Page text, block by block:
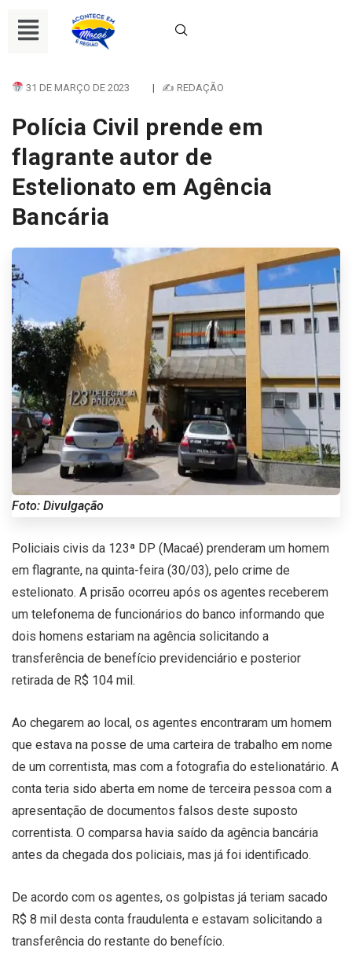
31 DE MARÇO DE 2023 | ✍ REDAÇÃO
Polícia Civil prende em
flagrante autor de
Estelionato em Agência
Bancária
Foto: Divulgação
Policiais civis da 123ª DP (Macaé) prenderam um homem
em flagrante, na quinta-feira (30/03), pelo crime de
estelionato. A prisão ocorreu após os agentes receberem
um telefonema de funcionários do banco informando que
dois homens estariam na agência solicitando a
transferência de benefício previdenciário e posterior
retirada de R$ 104 mil.
Ao chegarem ao local, os agentes encontraram um homem
que estava na posse de uma carteira de trabalho em nome
de um correntista, mas com a fotografia do estelionatário. A
conta teria sido aberta em nome de terceira pessoa com a
apresentação de documentos falsos deste suposto
correntista. O comparsa havia saído da agência bancária
antes da chegada dos policiais, mas já foi identificado.
De acordo com os agentes, os golpistas já teriam sacado
R$ 8 mil desta conta fraudulenta e estavam solicitando a
transferência do restante do benefício.